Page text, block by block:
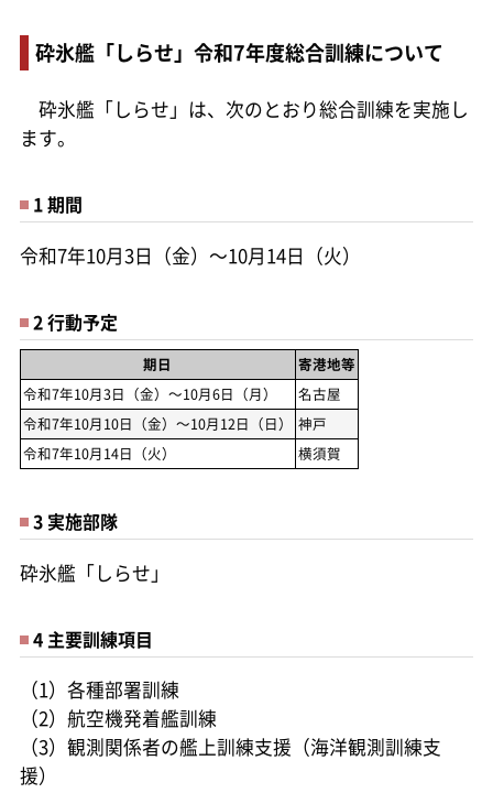
砕氷艦「しらせ」令和7年度総合訓練について
砕氷艦「しらせ」は、次のとおり総合訓練を実施し
ます。
1 期間
令和7年10月3日（金）～10月14日（火）
2 行動予定
期日
寄港地等
令和7年10月3日（金）～10月6日（月）
名古屋
令和7年10月10日（金）～10月12日（日）
神戸
令和7年10月14日（火）
横須賀
3 実施部隊
砕氷艦「しらせ」
4 主要訓練項目
（1）各種部署訓練
（2）航空機発着艦訓練
（3）観測関係者の艦上訓練支援（海洋観測訓練支
援）